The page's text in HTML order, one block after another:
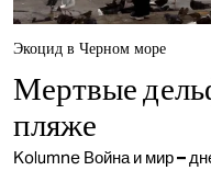
Экоцид в Черном море
Мертвые
пляже
Kolumne Война и мир –